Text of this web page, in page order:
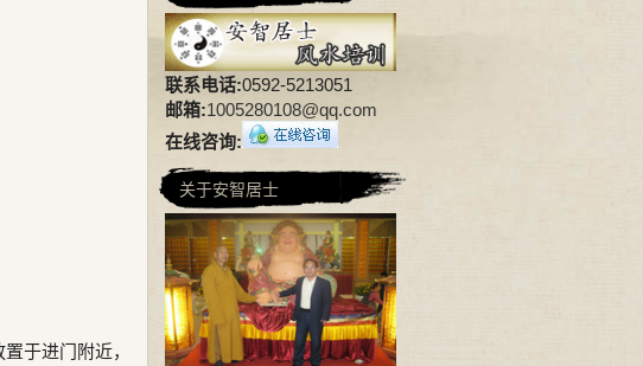
于进门附近，
联系电话:0592-5213051
邮箱:1005280108@qq.com
在线咨询:
关于安智居士